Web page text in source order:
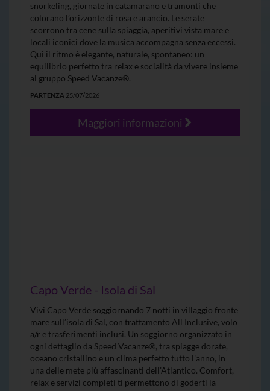
snorkeling, giornate in catamarano e tramonti che
colorano l’orizzonte di rosa e arancio. Le serate
scorrono tra cene sulla spiaggia, aperitivi vista mare e
locali iconici dove la musica accompagna senza eccessi.
Qui il ritmo è elegante, naturale, spontaneo: un
equilibrio perfetto tra relax e socialità da vivere insieme
al gruppo Speed Vacanze®.
PARTENZA 25/07/2026
Maggiori informazioni
Capo Verde - Isola di Sal
Vivi Capo Verde soggiornando 7 notti in villaggio fronte
mare sull’isola di Sal, con trattamento All Inclusive, volo
a/r e trasferimenti inclusi. Un soggiorno organizzato in
ogni dettaglio da Speed Vacanze®, tra spiagge dorate,
oceano cristallino e un clima perfetto tutto l’anno, in
una delle mete più affascinanti dell’Atlantico. Comfort,
relax e servizi completi ti permettono di goderti la